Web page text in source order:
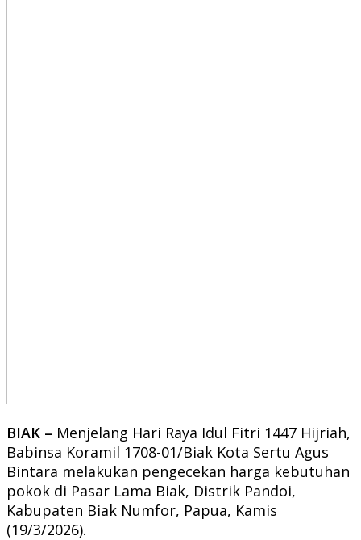
BIAK – Menjelang Hari Raya Idul Fitri 1447 Hijriah,
Babinsa Koramil 1708-01/Biak Kota Sertu Agus
Bintara melakukan pengecekan harga kebutuhan
pokok di Pasar Lama Biak, Distrik Pandoi,
Kabupaten Biak Numfor, Papua, Kamis
(19/3/2026).